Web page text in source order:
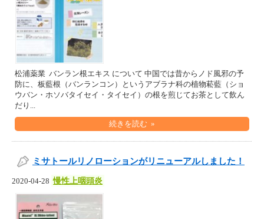
松浦薬業 バンラン根エキス について 中国では昔からノド風邪の予
防に、板藍根（バンランコン）というアブラナ科の植物菘藍（ショ
ウバン・ホソバタイセイ・タイセイ）の根を煎じてお茶として飲ん
だり...
続きを読む »
ミサトールリノローションがリニューアルしました！
2020-04-28 慢性上咽頭炎